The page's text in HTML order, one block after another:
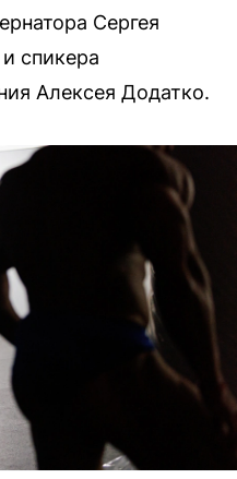
Сергея
спикера
Алексея Додатко.